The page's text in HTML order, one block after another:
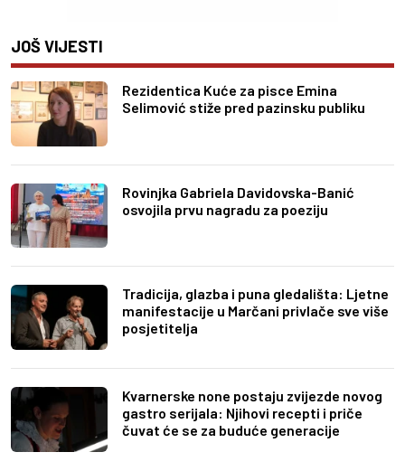
JOŠ VIJESTI
Rezidentica Kuće za pisce Emina
Selimović stiže pred pazinsku publiku
Rovinjka Gabriela Davidovska-Banić
osvojila prvu nagradu za poeziju
Tradicija, glazba i puna gledališta: Ljetne
manifestacije u Marčani privlače sve više
posjetitelja
Kvarnerske none postaju zvijezde novog
gastro serijala: Njihovi recepti i priče
čuvat će se za buduće generacije